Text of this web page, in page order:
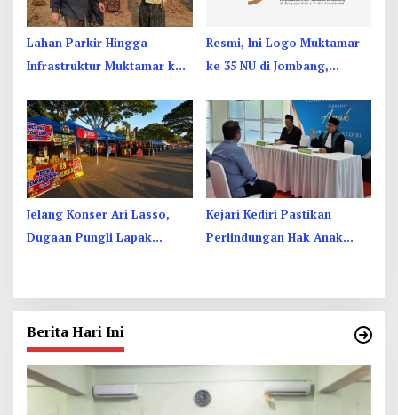
Lahan Parkir Hingga
Infrastruktur Muktamar ke
Rampung
Resmi, Ini Logo Muktamar
ke 35 NU di Jombang,
Jelang Konser Ari Lasso,
Dugaan Pungli Lapak
Kejari Kediri Pastikan
Perlindungan Hak Anak
Berita Hari Ini